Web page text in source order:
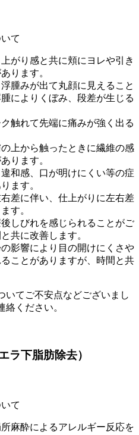
て
がり感と共に頬にヨレや引き
ります。
腫みが出て丸顔に見えること
によりくぼみ、段差が生じる
ク触れて先端に痛みが強く出る
の上から触ったときに繊維の感
ります。
違和感、口が明けにくい等の症
ます。
右差に伴い、仕上がりに左右差
す。
後しびれを感じられることがご
共に改善します。
の影響により目の開けにくさや
ことがありますが、時間と共
いてご不安点などございまし
絡ください。
ラ下脂肪除去）
て
所麻酔によるアレルギー反応を